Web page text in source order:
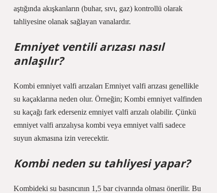
aştığında akışkanların (buhar, sıvı, gaz) kontrollü olarak
tahliyesine olanak sağlayan vanalardır.
Emniyet ventili arızası nasıl
anlaşılır?
Kombi emniyet valfi arızaları Emniyet valfi arızası genellikle
su kaçaklarına neden olur. Örneğin; Kombi emniyet valfinden
su kaçağı fark ederseniz emniyet valfi arızalı olabilir. Çünkü
emniyet valfi arızalıysa kombi veya emniyet valfi sadece
suyun akmasına izin verecektir.
Kombi neden su tahliyesi yapar?
Kombideki su basıncının 1,5 bar civarında olması önerilir. Bu